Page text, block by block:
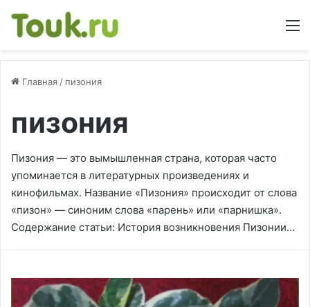
Главная / пизония
пизония
Пизония — это вымышленная страна, которая часто
упоминается в литературных произведениях и
кинофильмах. Название «Пизония» происходит от слова
«пизон» — синоним слова «парень» или «парнишка».
Содержание статьи: История возникновения Пизонии…